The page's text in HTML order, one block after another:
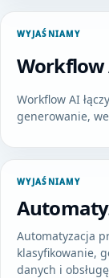
WYJAŚNIAMY
Workflow
Workflow AI
generowanie,
WYJAŚNIAMY
Automatyzacja
klasyfikowanie,
danych i